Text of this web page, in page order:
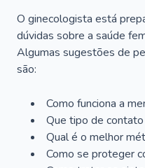
O ginecologista está
dúvidas sobre a saúde
Algumas sugestões de
são:
Como funciona a
Que tipo de
Qual é o melhor
Como se proteger